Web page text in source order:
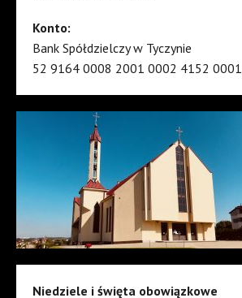
Konto:
Bank Spółdzielczy w Tyczynie
52 9164 0008 2001 0002 4152 0001
Niedziele i święta obowiązkowe